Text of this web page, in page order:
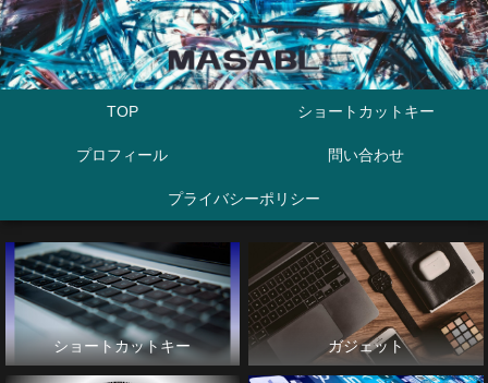
TOP ショートカットキー
プロフィール 問い合わせ
プライバシーポリシー
ショートカットキー ガジェット